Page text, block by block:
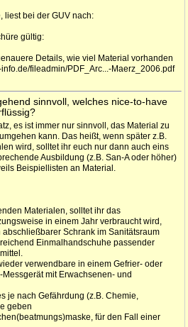
liest bei der GUV nach:
gültig:
Details, wie viel Material vorhanden
fileadmin/PDF_Arc...-Maerz_2006.pdf
sinnvoll, welches nice-to-have
es ist immer nur sinnvoll, das Material zu
kann. Das heißt, wenn später z.B.
wird, solltet ihr euch nur dann auch eins
Ausbildung (z.B. San-A oder höher)
Beispiellisten an Material.
Materialen, solltet ihr das
in einem Jahr verbraucht wird,
Schrank im Sanitätsraum
Einmalhandschuhe passender
verwendbare in einem Gefrier- oder
mit Erwachsenen- und
je nach Gefährdung (z.B. Chemie,
geben
für den Fall einer